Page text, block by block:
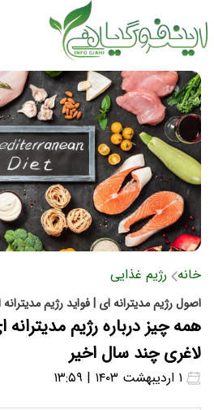
خانه رژیم غذایی
اصول رژیم مدیترانه ای | فواید رژیم
همه چیز درباره رژیم مدیترانه
لاغری چند سال اخیر